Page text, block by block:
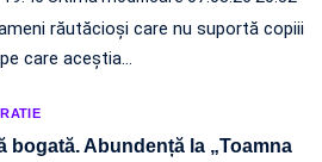
răutăcioși care nu suportă copiii
care aceștia…
bogată. Abundență la „Toamna